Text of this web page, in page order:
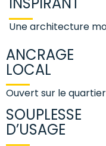
Une architecture
ANCRAGE
LOCAL
Ouvert sur le
SOUPLESSE
D’USAGE